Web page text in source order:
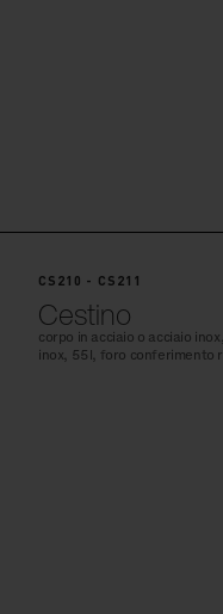
CS210 - CS211
Cestino
corpo in acciaio o acciaio
inox, 55l, foro conferimento